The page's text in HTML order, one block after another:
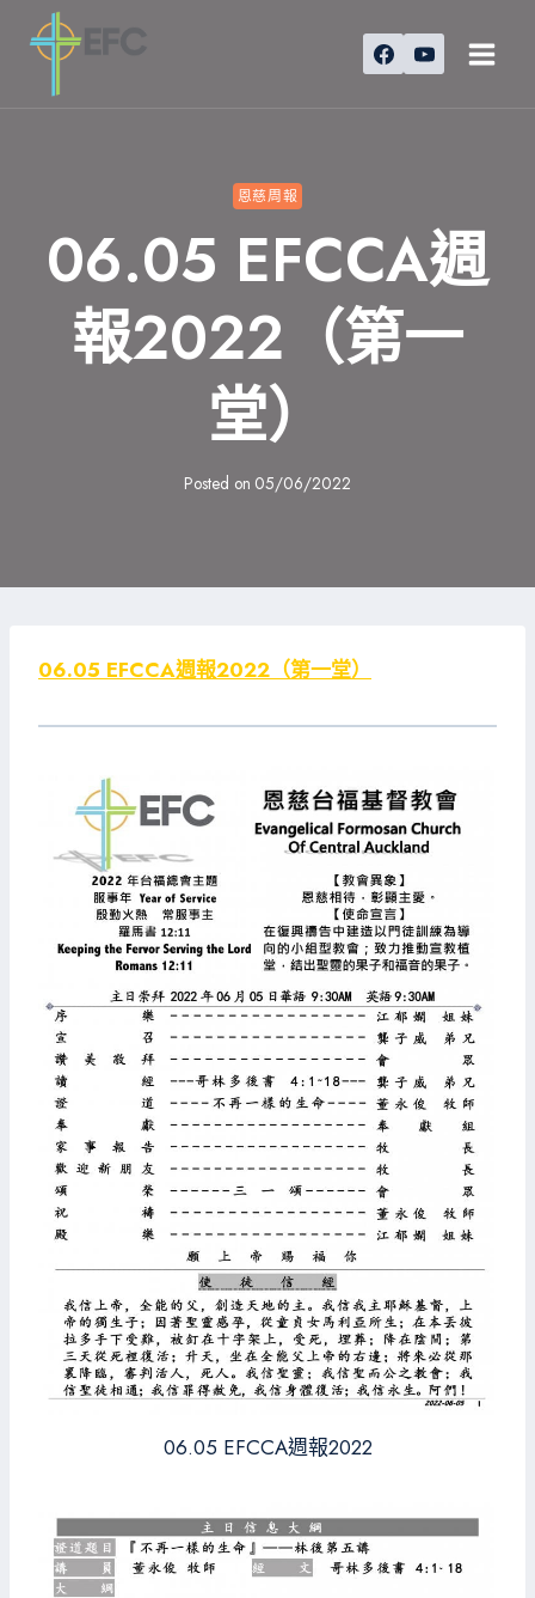
恩慈周報
06.05 EFCCA週
報2022（第一
堂）
Posted on 05/06/2022
06.05 EFCCA週報2022（第一堂）
06.05 EFCCA週報2022